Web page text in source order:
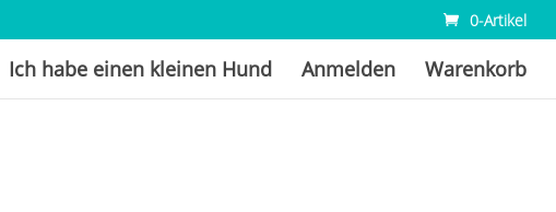
0-Artikel
Ich habe einen kleinen Hund Anmelden Warenkorb